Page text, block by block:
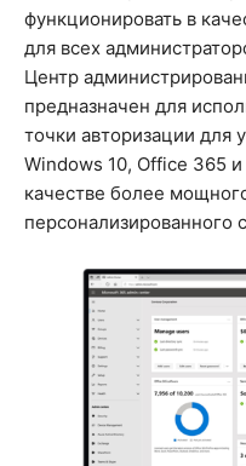
функционировать в
для всех
Центр
предназначен для
точки авторизации для
Windows 10, Office 365
качестве более
персонализированного